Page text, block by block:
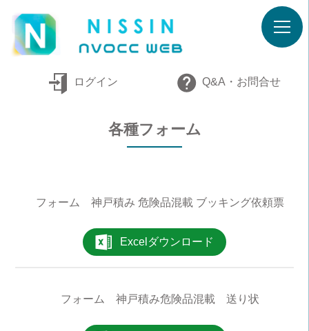
ログイン Q&A・お問合せ
各種フォーム
フォーム 神戸積み 危険品混載 ブッキング依頼票
Excelダウンロード
フォーム 神戸積み危険品混載 送り状